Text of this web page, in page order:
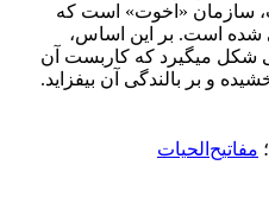
سازمان «اخوت» است که
شده است. بر این اساس،
شکل می­گیرد که کاربست آن
و بر بالندگی آن بیفزاید.
؛ مفاتیح‌الحیات